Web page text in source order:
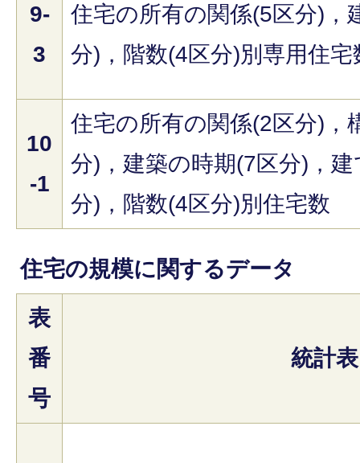
9-
3
住宅の所有の関係(5区分)，
分)，階数(4区分)別専用住宅
10
-1
住宅の所有の関係(2区分)，
分)，建築の時期(7区分)，
分)，階数(4区分)別住宅数
住宅の規模に関するデータ
表
番
号
統計表